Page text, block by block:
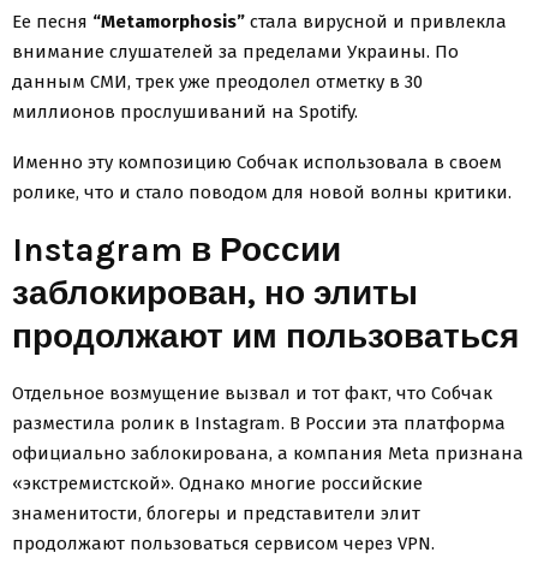
Ее песня “Metamorphosis” стала вирусной и привлекла
внимание слушателей за пределами Украины. По
данным СМИ, трек уже преодолел отметку в 30
миллионов прослушиваний на Spotify.
Именно эту композицию Собчак использовала в своем
ролике, что и стало поводом для новой волны критики.
Instagram в России
заблокирован, но элиты
продолжают им пользоваться
Отдельное возмущение вызвал и тот факт, что Собчак
разместила ролик в Instagram. В России эта платформа
официально заблокирована, а компания Meta признана
«экстремистской». Однако многие российские
знаменитости, блогеры и представители элит
продолжают пользоваться сервисом через VPN.